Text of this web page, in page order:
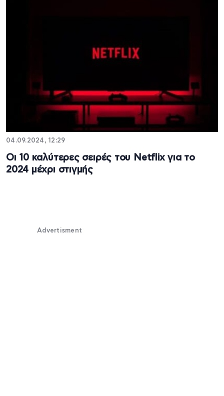
04.09.2024, 12:29
Οι 10 καλύτερες σειρές του Netflix για το
2024 μέχρι στιγμής
Advertisment